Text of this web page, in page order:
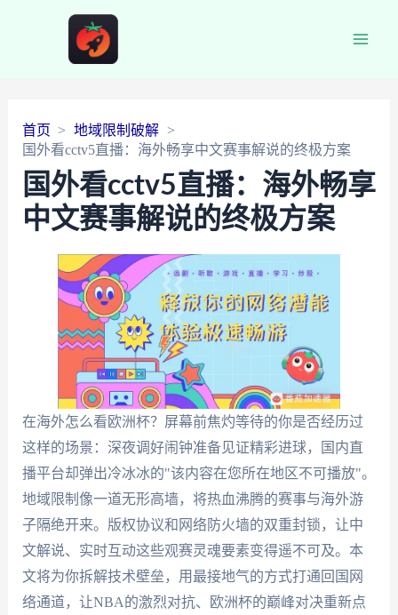
首页
地域限制破解
国外看cctv5直播：海外畅享中文赛事解说的终极方案
国外看cctv5直播：海外畅享
中文赛事解说的终极方案
在海外怎么看欧洲杯？屏幕前焦灼等待的你是否经历过
这样的场景：深夜调好闹钟准备见证精彩进球，国内直
播平台却弹出冷冰冰的"该内容在您所在地区不可播放"。
地域限制像一道无形高墙，将热血沸腾的赛事与海外游
子隔绝开来。版权协议和网络防火墙的双重封锁，让中
文解说、实时互动这些观赛灵魂要素变得遥不可及。本
文将为你拆解技术壁垒，用最接地气的方式打通回国网
络通道，让NBA的激烈对抗、欧洲杯的巅峰对决重新点